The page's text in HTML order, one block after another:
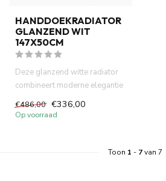
HANDDOEKRADIATOR
GLANZEND WIT
147X50CM
Deze glanzend witte radiator
combineert moderne elegantie
met efficiënte verwarm...
€486,00 €336,00
Op voorraad
Toon 1 - 7van 7